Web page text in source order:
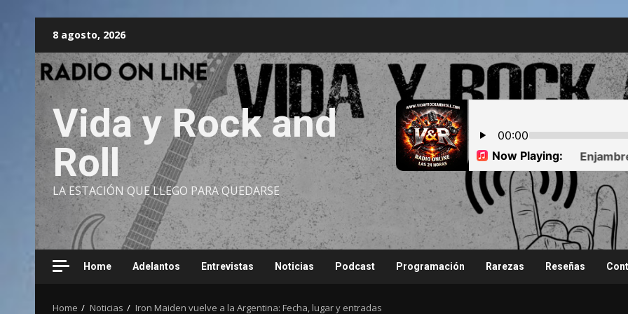
content
8 agosto, 2026
Vida y Rock and
Roll
LA ESTACIÓN QUE LLEGO PARA QUEDARSE
Home Adelantos Entrevistas Noticias Podcast Programación Rarezas Reseñas
Home Noticias Iron Maiden vuelve a la Argentina: Fecha, lugar y entradas